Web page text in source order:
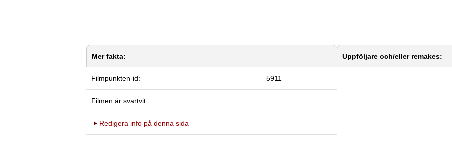
Mer fakta:
Filmpunkten-id: 5911
Filmen är svartvit
Redigera info på denna sida
Uppföljare och/eller remakes: